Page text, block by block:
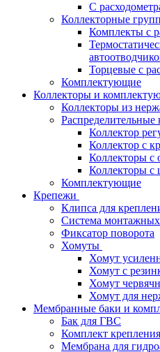
С
Коллекторные
Комплекты с
Торцевые с
Комплектующие
Коллекторы и
Коллекторы из
Распределительные
Коллектор
Коллектор с
Коллекторы с
Коллекторы с
Комплектующие
Крепежи
Клипса для
Система
Фиксатор поворота
Хомуты
Хомут
Хомут с
Хомут
Хомут для
Мембранные баки и
Бак для ГВС
Комплект
Мембрана для